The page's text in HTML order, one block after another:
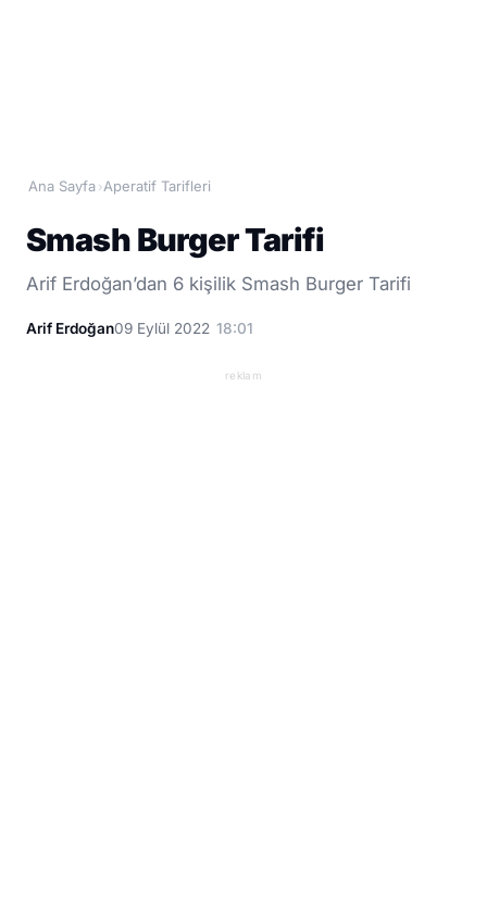
Ana Sayfa ›Aperatif Tarifleri
Smash Burger Tarifi
Arif Erdoğan’dan 6 kişilik Smash Burger Tarifi
Arif Erdoğan09 Eylül 2022 18:01
reklam